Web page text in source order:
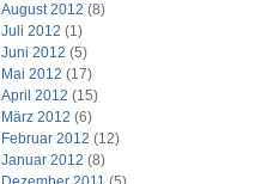
August 2012 (8)
Juli 2012 (1)
Juni 2012 (5)
Mai 2012 (17)
April 2012 (15)
März 2012 (6)
Februar 2012 (12)
Januar 2012 (8)